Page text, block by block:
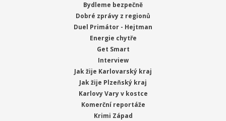
Bydleme bezpečně
Dobré zprávy z regionů
Duel Primátor - Hejtman
Energie chytře
Get Smart
Interview
Jak žije Karlovarský kraj
Jak žije Plzeňský kraj
Karlovy Vary v kostce
Komerční reportáže
Krimi Západ